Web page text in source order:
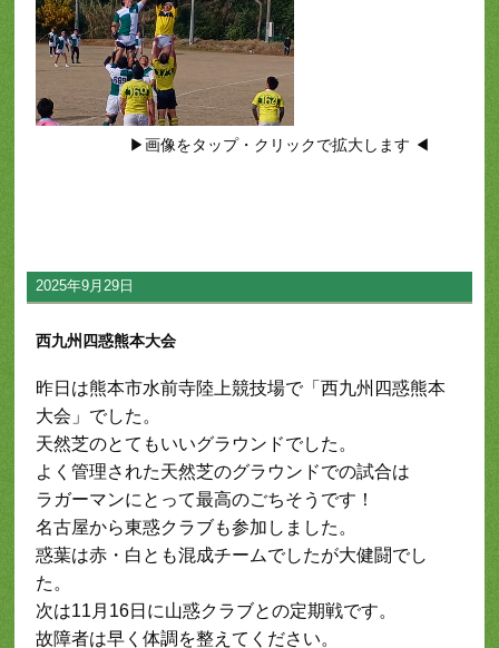
▶画像をタップ・クリックで拡大します ◀
2025年9月29日
西九州四惑熊本大会
昨日は熊本市水前寺陸上競技場で「西九州四惑熊本
大会」でした。
天然芝のとてもいいグラウンドでした。
よく管理された天然芝のグラウンドでの試合は
ラガーマンにとって最高のごちそうです！
名古屋から東惑クラブも参加しました。
惑葉は赤・白とも混成チームでしたが大健闘でし
た。
次は11月16日に山惑クラブとの定期戦です。
故障者は早く体調を整えてください。